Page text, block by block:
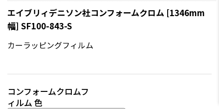
エイブリィデニソン社コンフォームクロム [1346mm
幅] SF100-843-S
カーラッピングフィルム
コンフォームクロムフ
ィルム 色